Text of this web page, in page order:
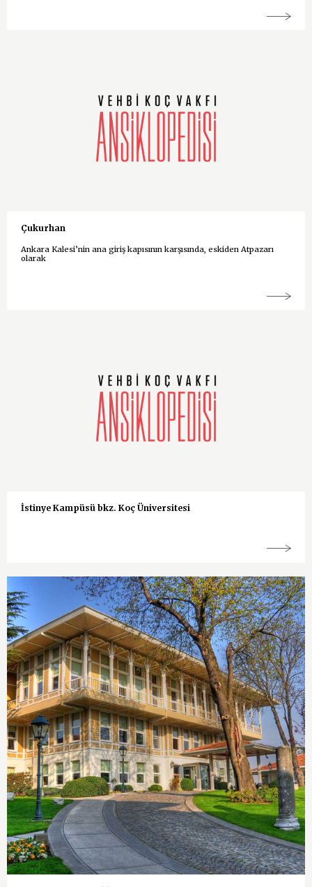
Çukurhan
Ankara Kalesi’nin ana giriş kapısının karşısında, eskiden Atpazarı
olarak
İstinye Kampüsü bkz. Koç Üniversitesi